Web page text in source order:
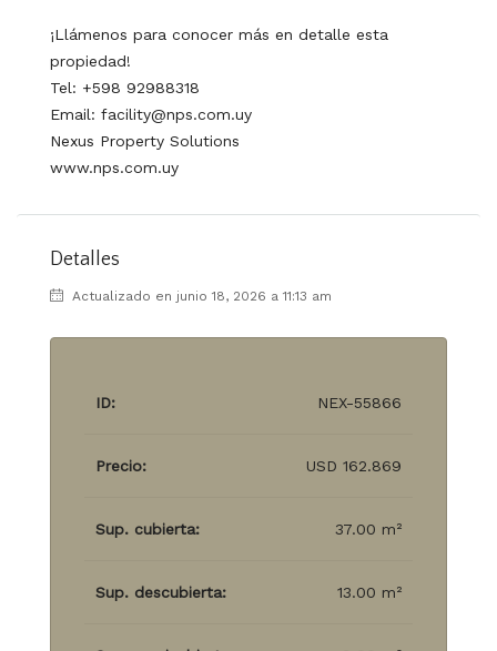
¡Llámenos para conocer más en detalle esta
propiedad!
Tel: +598 92988318
Email: facility@nps.com.uy
Nexus Property Solutions
www.nps.com.uy
Detalles
Actualizado en junio 18, 2026 a 11:13 am
ID: NEX-55866
Precio: USD 162.869
Sup. cubierta: 37.00 m²
Sup. descubierta: 13.00 m²